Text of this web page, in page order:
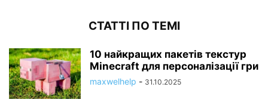
СТАТТІ ПО ТЕМІ
10 найкращих пакетів текстур
Minecraft для персоналізації гри
maxwelhelp - 31.10.2025